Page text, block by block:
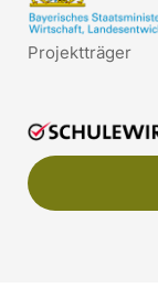
Projektträger